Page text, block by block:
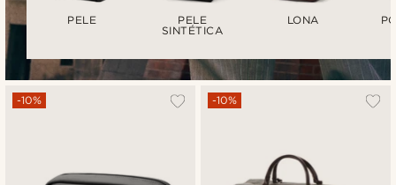
-10% -10%
PELE
PELE
SINTÉTICA
LONA